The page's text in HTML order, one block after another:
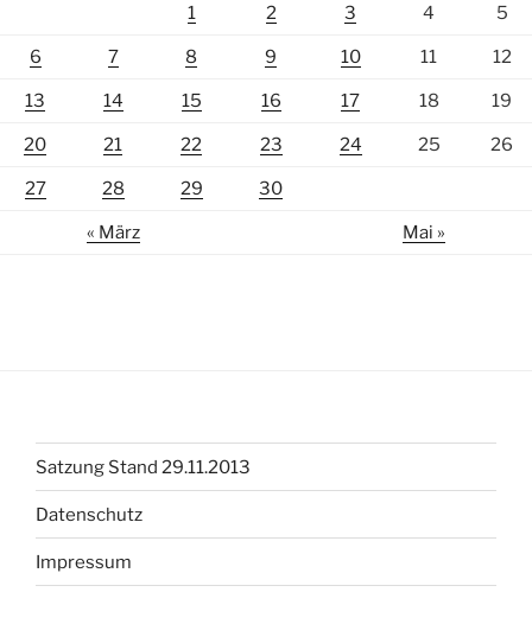
1 2 3 4 5
6 7 8 9 10 11 12
13 14 15 16 17 18 19
20 21 22 23 24 25 26
27 28 29 30
« März Mai »
Satzung Stand 29.11.2013
Datenschutz
Impressum